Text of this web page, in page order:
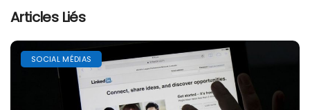
Articles Liés
SOCIAL MÉDIAS